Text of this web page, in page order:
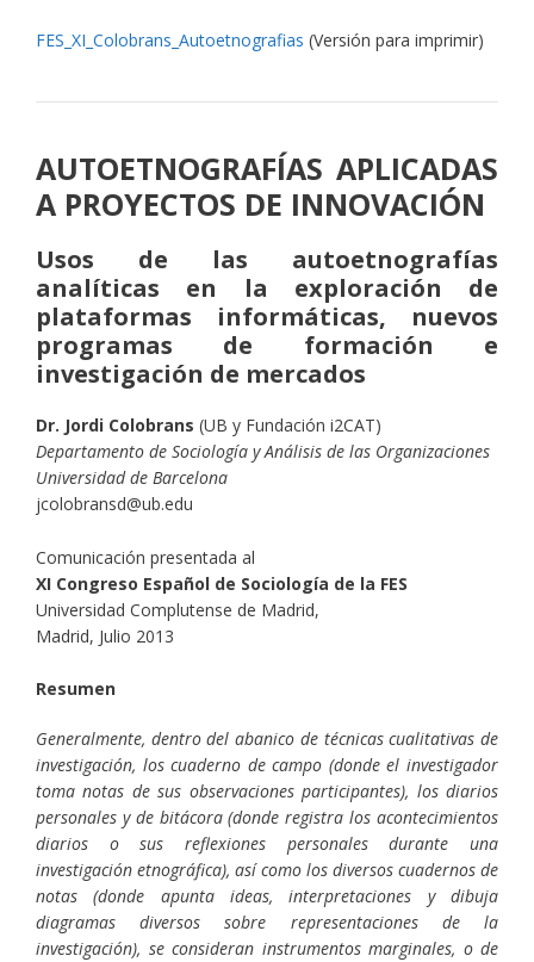
FES_XI_Colobrans_Autoetnografias (Versión para imprimir)
AUTOETNOGRAFÍAS APLICADAS
A PROYECTOS DE INNOVACIÓN
Usos de las autoetnografías
analíticas en la exploración de
plataformas informáticas, nuevos
programas de formación e
investigación de mercados
Dr. Jordi Colobrans (UB y Fundación i2CAT)
Departamento de Sociología y Análisis de las Organizaciones
Universidad de Barcelona
jcolobransd@ub.edu
Comunicación presentada al
XI Congreso Español de Sociología de la FES
Universidad Complutense de Madrid,
Madrid, Julio 2013
Resumen
Generalmente, dentro del abanico de técnicas cualitativas de
investigación, los cuaderno de campo (donde el investigador
toma notas de sus observaciones participantes), los diarios
personales y de bitácora (donde registra los acontecimientos
diarios o sus reflexiones personales durante una
investigación etnográfica), así como los diversos cuadernos de
notas (donde apunta ideas, interpretaciones y dibuja
diagramas diversos sobre representaciones de la
investigación), se consideran instrumentos marginales, o de